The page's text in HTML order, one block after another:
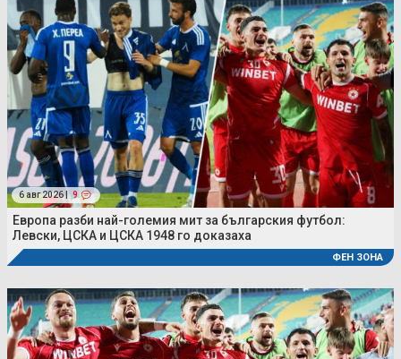
6 авг 2026 | 9
Европа разби най-големия мит за българския футбол:
Левски, ЦСКА и ЦСКА 1948 го доказаха
ФЕН ЗОНА